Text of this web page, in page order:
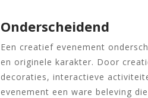
Onderscheidend
Een creatief evenement
en originele karakter. Door
decoraties, interactieve
evenement een ware beleving